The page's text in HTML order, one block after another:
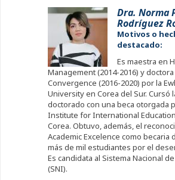
Dra. Norma
Rodríguez
Motivos o
destacado:
Es maestra en
Management (2014-2016) y
Convergence (2016-2020) por la
University en Corea del Sur. Cursó
doctorado con una beca otorgada
Institute for International
Corea. Obtuvo, además, el
Academic Excelence como becaria
más de mil estudiantes por el
Es candidata al Sistema Nacional
(SNI).